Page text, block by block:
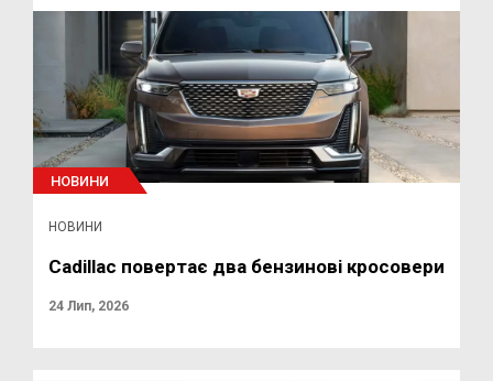
НОВИНИ
НОВИНИ
Cadillac повертає два бензинові кросовери
24 Лип, 2026